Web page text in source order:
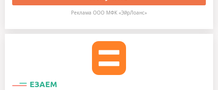
Реклама ООО МФК «ЭйрЛоанс»
ЕЗАЕМ